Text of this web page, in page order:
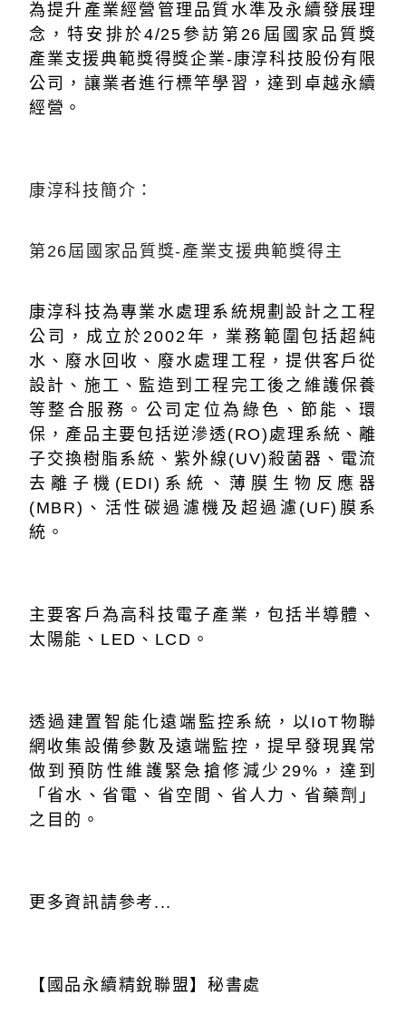
為提升產業經營管理品質水準及永續發展理
念，特安排於4/25參訪第26屆國家品質獎
產業支援典範獎得獎企業-康淳科技股份有限
公司，讓業者進行標竿學習，達到卓越永續
經營。
康淳科技簡介：
第26屆國家品質獎-產業支援典範獎得主
康淳科技為專業水處理系統規劃設計之工程
公司，成立於2002年，業務範圍包括超純
水、廢水回收、廢水處理工程，提供客戶從
設計、施工、監造到工程完工後之維護保養
等整合服務。公司定位為綠色、節能、環
保，產品主要包括逆滲透(RO)處理系統、離
子交換樹脂系統、紫外線(UV)殺菌器、電流
去離子機(EDI)系統、薄膜生物反應器
(MBR)、活性碳過濾機及超過濾(UF)膜系
統。
主要客戶為高科技電子產業，包括半導體、
太陽能、LED、LCD。
透過建置智能化遠端監控系統，以IoT物聯
網收集設備參數及遠端監控，提早發現異常
做到預防性維護緊急搶修減少29%，達到
「省水、省電、省空間、省人力、省藥劑」
之目的。
更多資訊請參考...
【國品永續精銳聯盟】秘書處